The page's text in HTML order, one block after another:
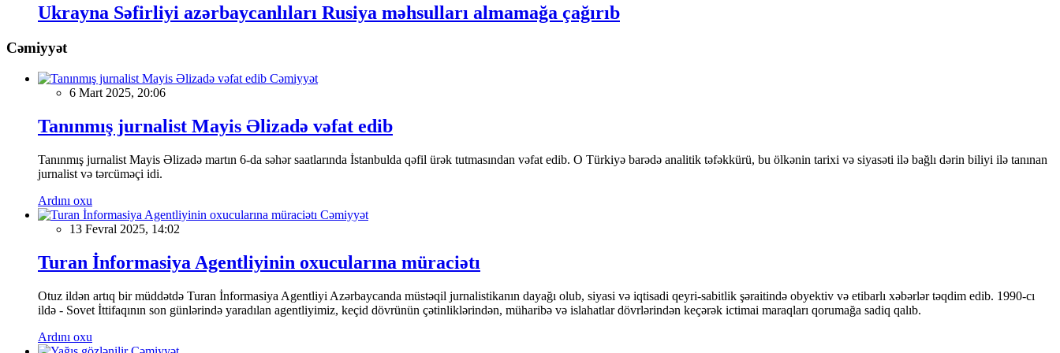
Ukrayna Səfirliyi azərbaycanlıları Rusiya məhsulları almamağa çağırıb
Cəmiyyət
Cəmiyyət
6 Mart 2025, 20:06
Tanınmış jurnalist Mayis Əlizadə vəfat edib
Tanınmış jurnalist Mayis Əlizadə martın 6-da səhər saatlarında İstanbulda qəfil ürək tutmasından vəfat edib. O Türkiyə barədə analitik təfəkkürü, bu ölkənin tarixi və siyasəti ilə bağlı dərin biliyi ilə tanınan
jurnalist və tərcüməçi idi.
Ardını oxu
Cəmiyyət
13 Fevral 2025, 14:02
Turan İnformasiya Agentliyinin oxucularına müraciətı
Otuz ildən artıq bir müddətdə Turan İnformasiya Agentliyi Azərbaycanda müstəqil jurnalistikanın dayağı olub, siyasi və iqtisadi qeyri-sabitlik şəraitində obyektiv və etibarlı xəbərlər təqdim edib. 1990-cı
ildə - Sovet İttifaqının son günlərində yaradılan agentliyimiz, keçid dövrünün çətinliklərindən, müharibə və islahatlar dövrlərindən keçərək ictimai maraqları qorumağa sadiq qalıb.
Ardını oxu